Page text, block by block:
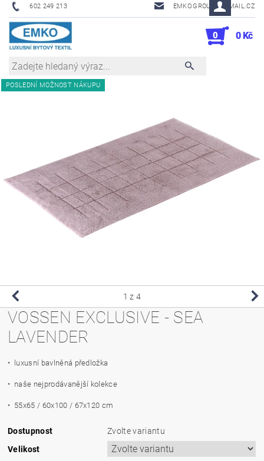
602 249 213 EMKO.GROUSL@EMAIL.CZ
0 0 Kč
POSLEDNÍ MOŽNOST NÁKUPU
1 z 4
VOSSEN EXCLUSIVE - SEA
LAVENDER
• luxusní bavlněná předložka
• naše nejprodávanější kolekce
• 55x65 / 60x100 / 67x120 cm
Dostupnost
Zvolte variantu
Velikost